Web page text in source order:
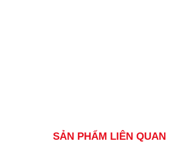
SẢN PHẨM LIÊN QUAN